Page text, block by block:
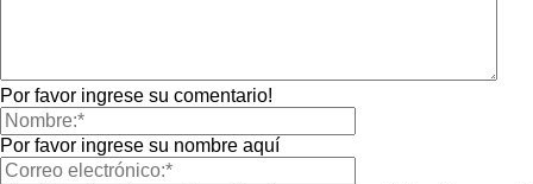
Por favor ingrese su comentario!
Por favor ingrese su nombre aquí